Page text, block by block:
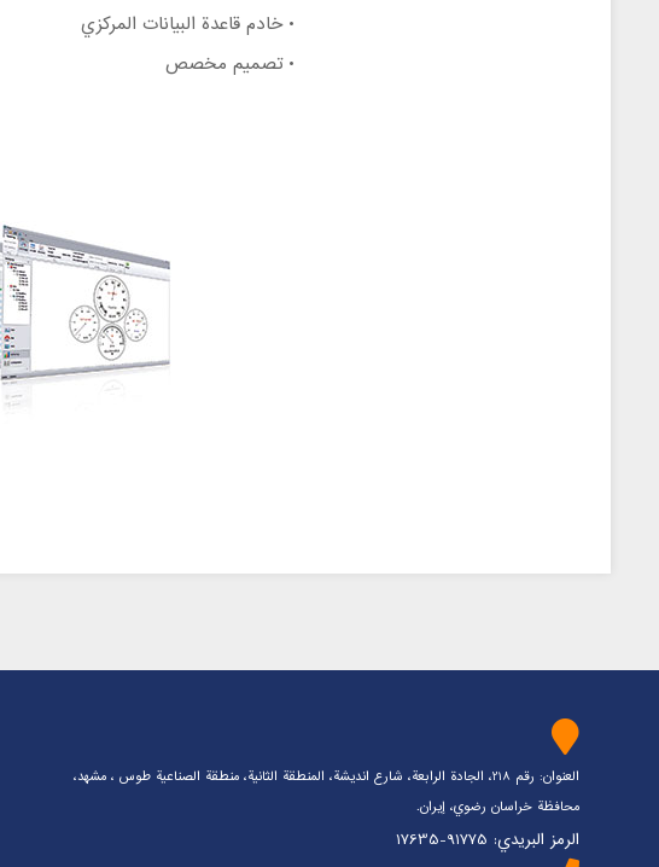
• خادم قاعدة البيانات المركزي
• تصميم مخصص
العنوان: رقم 218، الجادة الرابعة، شارع انديشة، المنطقة الثانية، منطقة الصناعية طوس ، مشهد،
محافظة خراسان رضوي، إيران.
الرمز البريدي: 91775-17635